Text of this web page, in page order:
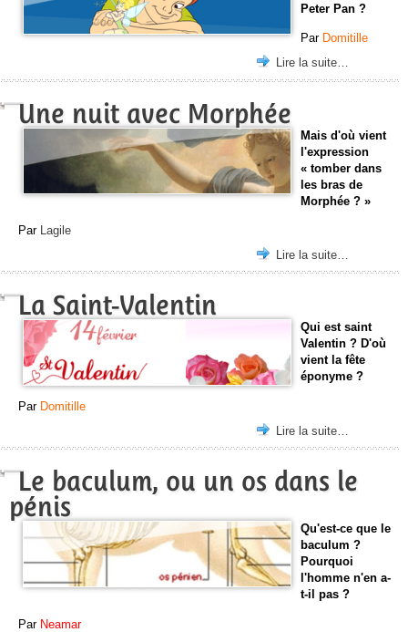
Peter Pan ?
Par Domitille
Lire la suite…
Une nuit avec Morphée
Mais d'où vient
l'expression
« tomber dans
les bras de
Morphée ? »
Par Lagile
Lire la suite…
La Saint-Valentin
Qui est saint
Valentin ? D'où
vient la fête
éponyme ?
Par Domitille
Lire la suite…
Le baculum, ou un os dans le
pénis
Qu'est-ce que le
baculum ?
Pourquoi
l'homme n'en a-
t-il pas ?
Par Neamar